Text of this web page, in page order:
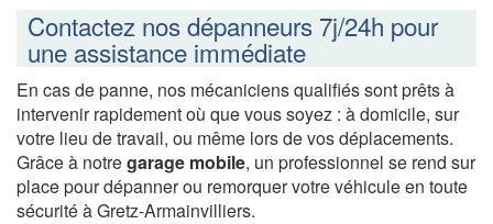
Contactez nos dépanneurs 7j/24h pour
une assistance immédiate
En cas de panne, nos mécaniciens qualifiés sont prêts à
intervenir rapidement où que vous soyez : à domicile, sur
votre lieu de travail, ou même lors de vos déplacements.
Grâce à notregarage mobile, un professionnel se rend sur
place pour dépanner ou remorquer votre véhicule en toute
sécurité à Gretz-Armainvilliers.